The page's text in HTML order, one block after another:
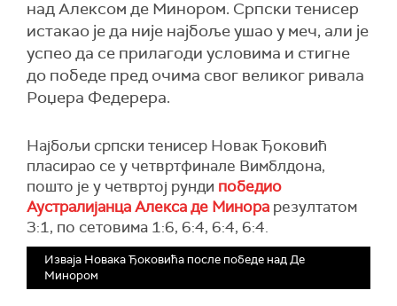
над Алексом де Минором. Српски тенисер
истакао је да није најбоље ушао у меч, али је
успео да се прилагоди условима и стигне
до победе пред очима свог великог ривала
Роџера Федерера.
Најбољи српски тенисер Новак Ђоковић
пласирао се у четвртфинале Вимблдона,
пошто је у четвртој рунди победио
Аустралијанца Алекса де Минора резултатом
3:1, по сетовима 1:6, 6:4, 6:4, 6:4.
Изваја Новака Ђоковића после победе над Де
Минором